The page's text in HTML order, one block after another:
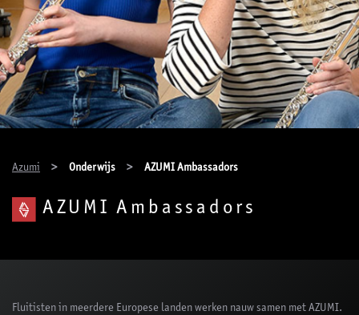
Azumi
Onderwijs AZUMI Ambassadors
AZUMI Ambassadors
Fluitisten in meerdere Europese landen werken nauw samen met AZUMI.